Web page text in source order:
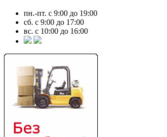
пн.-пт. с 9:00 до 19:00
сб. с 9:00 до 17:00
вс. с 10:00 до 16:00